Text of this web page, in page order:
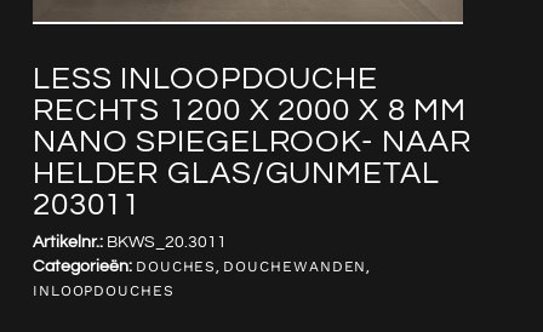
LESS INLOOPDOUCHE
RECHTS 1200 X 2000 X 8 MM
NANO SPIEGELROOK- NAAR
HELDER GLAS/GUNMETAL
203011
Artikelnr.: BKWS_20.3011
Categorieën: DOUCHES, DOUCHEWANDEN,
INLOOPDOUCHES